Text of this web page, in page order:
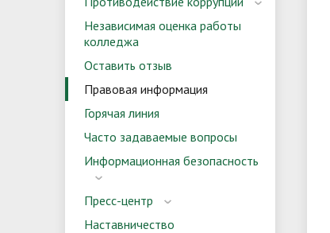
Независимая оценка работы
колледжа
Оставить отзыв
Правовая информация
Горячая линия
Часто задаваемые вопросы
Информационная безопасность
Пресс-центр
Наставничество